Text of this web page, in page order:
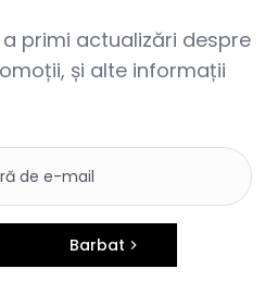
primi actualizări despre
și alte informații
Barbat